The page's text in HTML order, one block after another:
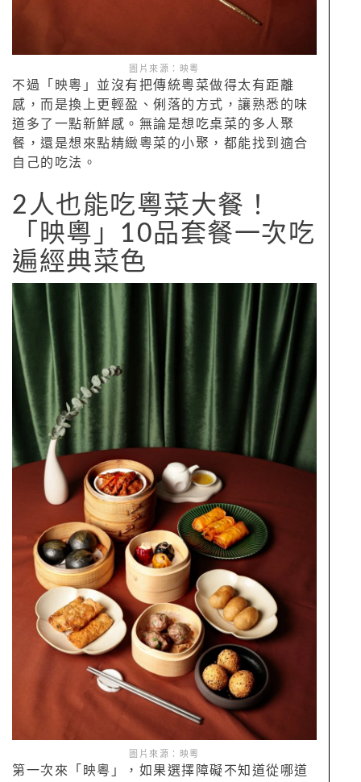
圖片來源：映粵
不過「映粵」並沒有把傳統粵菜做得太有距離
感，而是換上更輕盈、俐落的方式，讓熟悉的味
道多了一點新鮮感。無論是想吃桌菜的多人聚
餐，還是想來點精緻粵菜的小聚，都能找到適合
自己的吃法。
2人也能吃粵菜大餐！
「映粵」10品套餐一次吃
遍經典菜色
圖片來源：映粵
第一次來「映粵」，如果選擇障礙不知道從哪道